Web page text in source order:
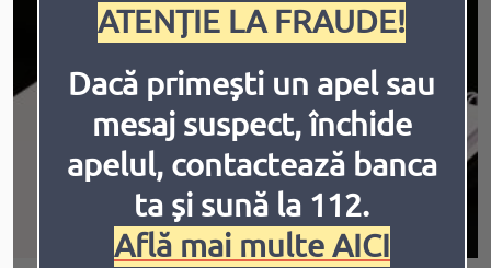
Inversiune Animațiile
ATENȚIE LA FRAUDE!
Dacă primești un apel sau
mesaj suspect, închide
apelul, contactează banca
ta și sună la 112.
Află mai multe AICI